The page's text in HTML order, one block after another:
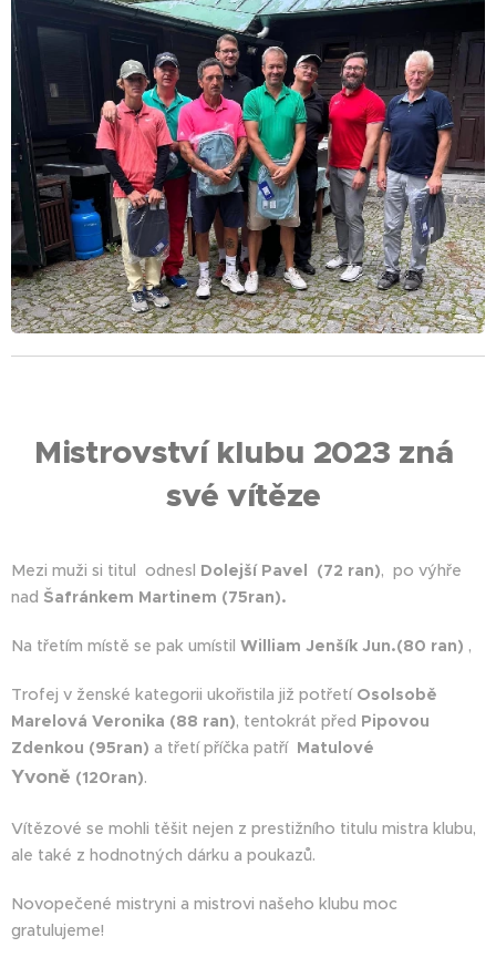
Mistrovství klubu 2023 zná
své vítěze
Mezi muži si titul odnesl Dolejší Pavel (72 ran), po výhře
nad Šafránkem Martinem (75ran).
Na třetím místě se pak umístil William Jenšík Jun.(80 ran) ,
Trofej v ženské kategorii ukořistila již potřetí Osolsobě
Marelová Veronika (88 ran), tentokrát před Pipovou
Zdenkou (95ran) a třetí příčka patří Matulové
Yvoně (120ran).
Vítězové se mohli těšit nejen z prestižního titulu mistra klubu,
ale také z hodnotných dárku a poukazů.
Novopečené mistryni a mistrovi našeho klubu moc
gratulujeme!